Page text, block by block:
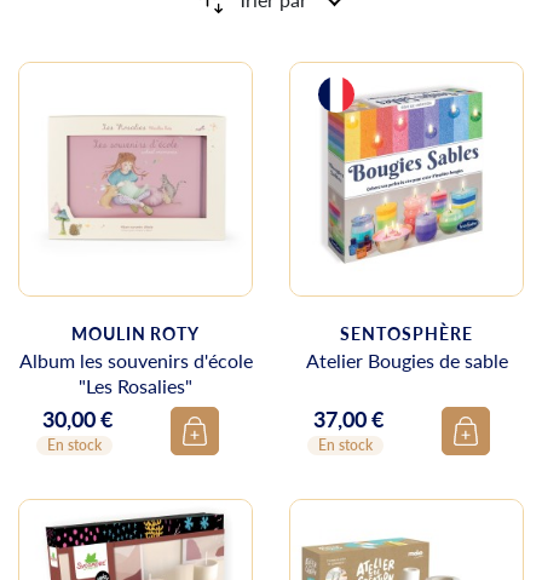
MOULIN ROTY
Album les souvenirs d'école
"Les Rosalies"
Prix
30,00 €
En stock
SENTOSPHÈRE
Atelier Bougies de sable
Prix
37,00 €
En stock